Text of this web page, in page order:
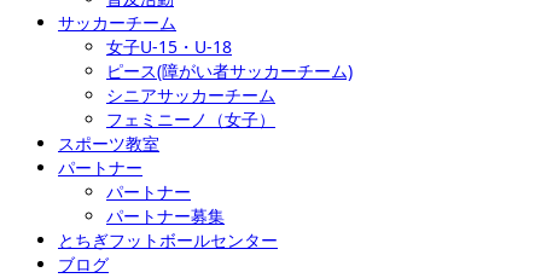
サッカーチーム
女子U-15・U-18
ピース(障がい者サッカーチーム)
シニアサッカーチーム
フェミニーノ（女子）
スポーツ教室
パートナー
パートナー
パートナー募集
とちぎフットボールセンター
ブログ